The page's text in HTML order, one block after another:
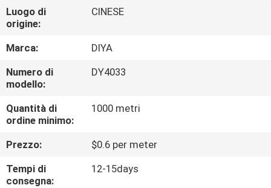
NOI
GIRO
DELLA
FABBRICA
CONTROLLO
DI
QUALITÀ
Luogo di
origine:
CINESE
Marca:
DIYA
Numero di
modello:
DY4033
Quantità di
ordine minimo:
1000 metri
Prezzo:
$0.6 per meter
Tempi di
consegna:
12-15days